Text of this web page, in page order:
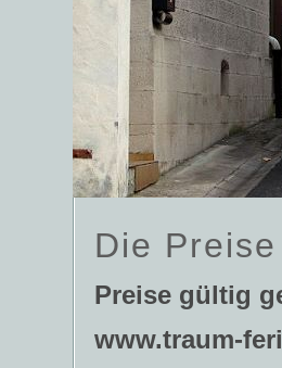
Die Preise
Preise gültig
www.traum-